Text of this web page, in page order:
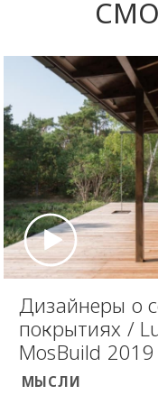
Дизайнеры о
покрытиях /
MosBuild 2019
МЫСЛИ